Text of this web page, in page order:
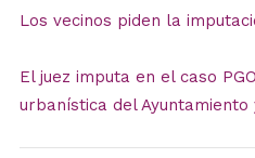
Los vecinos piden la
El juez imputa en el caso
urbanística del